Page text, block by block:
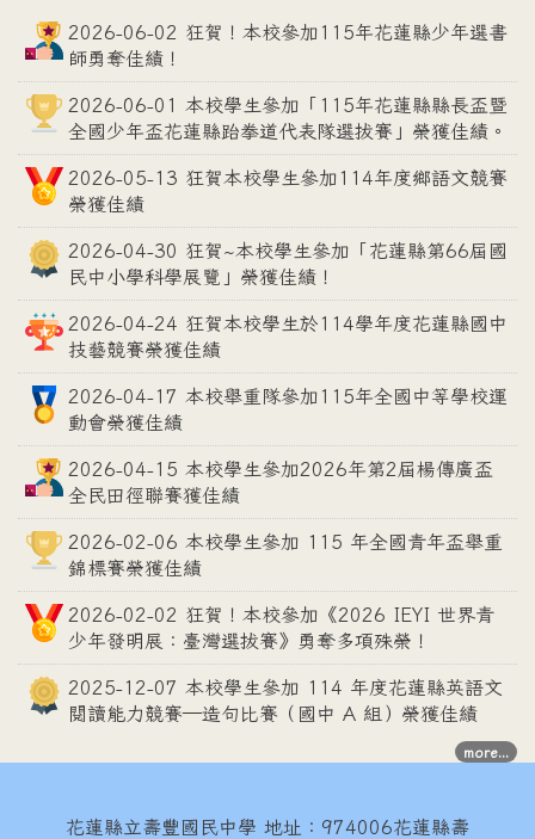
2026-06-02 狂賀！本校參加115年花蓮縣少年選書
師勇奪佳績！
2026-06-01 本校學生參加「115年花蓮縣縣長盃暨
全國少年盃花蓮縣跆拳道代表隊選拔賽」榮獲佳績。
2026-05-13 狂賀本校學生參加114年度鄉語文競賽
榮獲佳績
2026-04-30 狂賀~本校學生參加「花蓮縣第66屆國
民中小學科學展覽」榮獲佳績！
2026-04-24 狂賀本校學生於114學年度花蓮縣國中
技藝競賽榮獲佳績
2026-04-17 本校舉重隊參加115年全國中等學校運
動會榮獲佳績
2026-04-15 本校學生參加2026年第2屆楊傳廣盃
全民田徑聯賽獲佳績
2026-02-06 本校學生參加 115 年全國青年盃舉重
錦標賽榮獲佳績
2026-02-02 狂賀！本校參加《2026 IEYI 世界青
少年發明展：臺灣選拔賽》勇奪多項殊榮！
2025-12-07 本校學生參加 114 年度花蓮縣英語文
閱讀能力競賽—造句比賽（國中 A 組）榮獲佳績
more...
花蓮縣立壽豐國民中學 地址：974006花蓮縣壽